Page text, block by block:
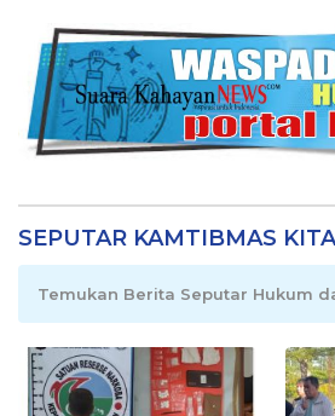
SEPUTAR KAMTIBMAS KITA
Temukan Berita Seputar Hukum